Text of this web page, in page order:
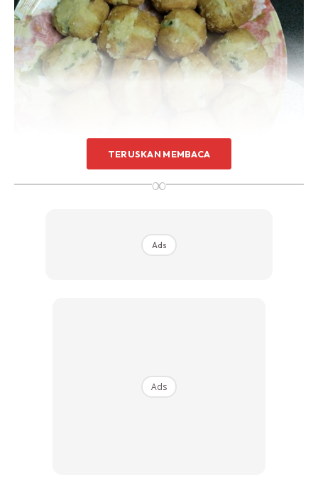
ayam cincang goreng sampai masak. Masukkan garam
TERUSKAN MEMBACA
∞
Ads
Ads